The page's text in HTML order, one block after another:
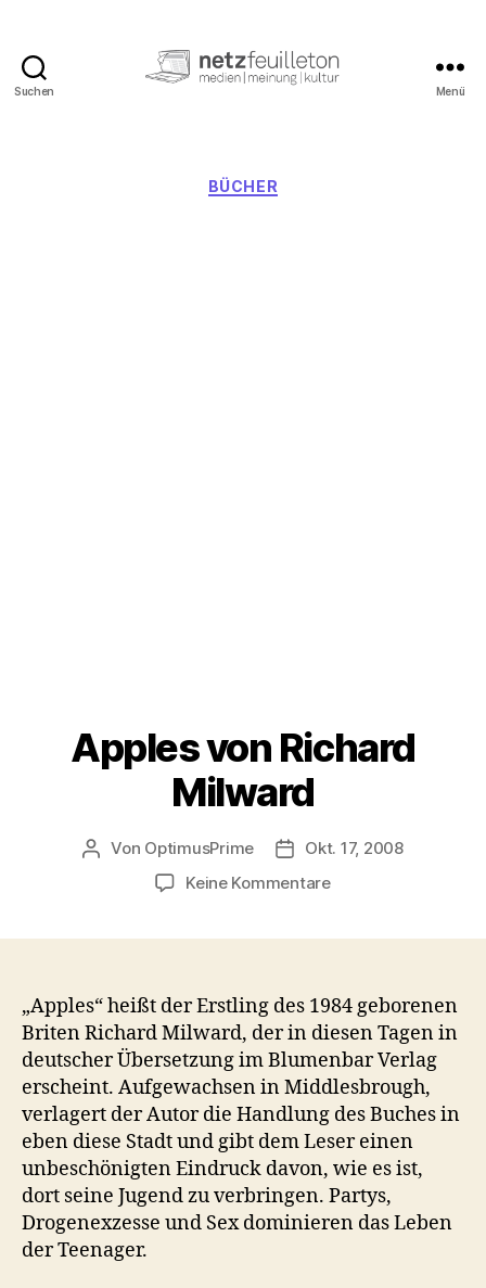
Suchen Menü
Kategorien
BÜCHER
Apples von Richard
Milward
Beitragsautor
Von OptimusPrime Veröffentlichungsdatum
Okt. 17, 2008
Keine Kommentarezu
„Apples“ heißt der Erstling des 1984 geborenen
Briten Richard Milward, der in diesen Tagen in
deutscher Übersetzung im Blumenbar Verlag
erscheint. Aufgewachsen in Middlesbrough,
verlagert der Autor die Handlung des Buches in
eben diese Stadt und gibt dem Leser einen
unbeschönigten Eindruck davon, wie es ist,
dort seine Jugend zu verbringen. Partys,
Drogenexzesse und Sex dominieren das Leben
der Teenager.